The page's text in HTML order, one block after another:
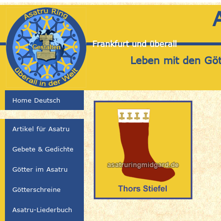
Frankfurt und überall
Leben mit den
Home Deutsch
Artikel für Asatru
Gebete & Gedichte
Götter im Asatru
Götterschreine
Asatru-Liederbuch